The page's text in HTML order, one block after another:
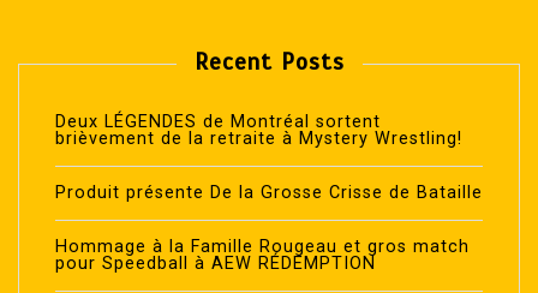
Recent Posts
Deux LÉGENDES de Montréal sortent
brièvement de la retraite à Mystery Wrestling!
Produit présente De la Grosse Crisse de Bataille
Hommage à la Famille Rougeau et gros match
pour Speedball à AEW RÉDEMPTION